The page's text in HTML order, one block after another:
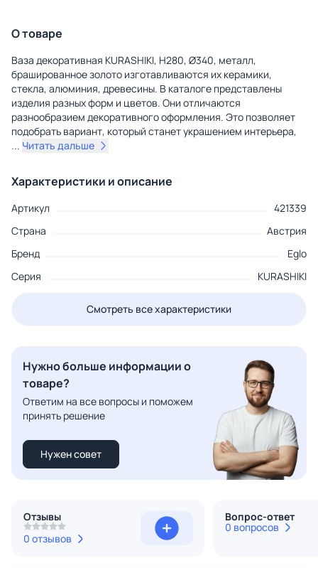
О товаре
Ваза декоративная KURASHIKI, H280, Ø340, металл,
брашированное золото изготавливаются их керамики,
стекла, алюминия, древесины. В каталоге представлены
изделия разных форм и цветов. Они отличаются
разнообразием декоративного оформления. Это позволяет
подобрать вариант, который станет украшением интерьера,
... Читать дальше
Характеристики и описание
Артикул
421339
Страна
Австрия
Бренд
Eglo
Серия
KURASHIKI
Смотреть все характеристики
Нужно больше информации о
товаре?
Ответим на все вопросы и поможем
принять решение
Нужен совет
Отзывы
0 отзывов
Вопрос-ответ
0 вопросов